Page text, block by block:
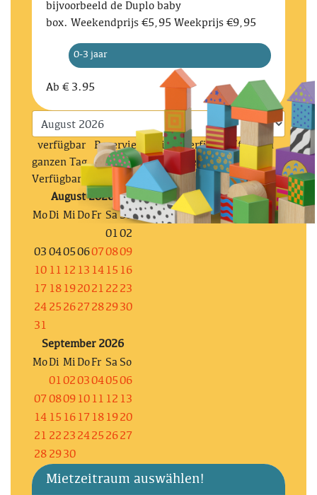
bijvoorbeeld de Duplo baby
box. Weekendprijs €5,95 Weekprijs €9,95
0-3 jaar
Ab € 3.95
verfügbar Reserviert
Nicht verfügbar (für den
ganzen Tag, prüfe die stundenweise
Verfügbarkeit)
August 2026
MoDi Mi DoFr Sa So
0102
03 040506070809
10 11 12 13 14 15 16
17 18 192021 22 23
24 25 2627 282930
31
September 2026
MoDi Mi DoFr Sa So
010203040506
07 0809 10 11 12 13
14 15 16 17 18 1920
21 22 23 2425 2627
28 2930
Mietzeitraum auswählen!